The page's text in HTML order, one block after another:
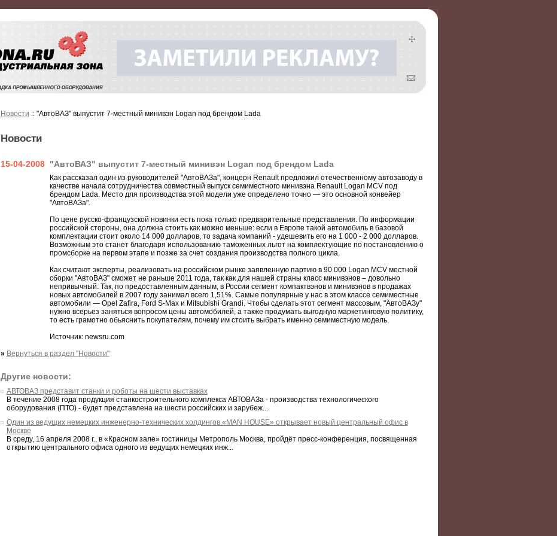
Новости :: "АвтоВАЗ" выпустит 7-местный минивэн Logan под брендом Lada
Новости
15-04-2008 "АвтоВАЗ" выпустит 7-местный минивэн Logan под брендом Lada
Как рассказал один из руководителей "АвтоВАЗа", концерн Renault предложил отечественному автозаводу в
качестве начала сотрудничества совместный выпуск семиместного минивэна Renault Logan MCV под
брендом Lada. Место для производства этой модели уже определено точно — это основной конвейер
"АвтоВАЗа".
По цене русско-французской новинки есть пока только предварительные представления. По информации
российской стороны, она должна стоить как можно меньше: если в Европе такой автомобиль в базовой
комплектации стоит около 14 000 долларов, то задача компаний - удешевить его на 1 000 - 2 000 долларов.
Возможным это станет благодаря использованию таможенных льгот на комплектующие по постановлению о
промсборке на первом этапе и позже за счет создания производства полного цикла.
Как считают эксперты, реализовать на российском рынке заявленную партию в 90 000 Logan MCV местной
сборки "АвтоВАЗ" сможет не раньше 2011 года, так как для нашей страны класс минивэнов – довольно
непривычный. Так, по предоставленным данным, в России сегмент компактвэнов и минивэнов в продажах
новых автомобилей в 2007 году занимал всего 1,51%. Самые популярные у нас в этом классе семиместные
автомобили — Opel Zafira, Ford S-Maх и Mitsubishi Grandi. Чтобы сделать этот сегмент массовым, "АвтоВАЗу"
нужно всерьез заняться вопросом цены автомобилей, а также продумать выгодную маркетинговую политику,
то есть грамотно обьяснить покупателям, почему им стоить выбрать именно семиместную модель.
Источник: newsru.com
» Вернуться в раздел "Новости"
Другие новости:
АВТОВАЗ представит станки и роботы на шести выставках
В течение 2008 года продукция станкостроительного комплекса АВТОВАЗа - производства технологического
оборудования (ПТО) - будет представлена на шести российских и зарубеж...
Один из ведущих немецких инженерно-технических холдингов «MAN HOUSE» открывает новый центральный офис в
Москве
В среду, 16 апреля 2008 г., в «Красном зале» гостиницы Метрополь Москва, пройдёт пресс-конференция, посвященная
открытию центрального офиса одного из ведущих немецких инж...